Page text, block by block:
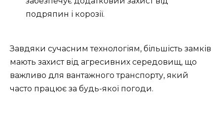
подряпин і корозії.
Завдяки сучасним технологіям, більшість замків
мають захист від агресивних середовищ, що
важливо для вантажного транспорту, який
часто працює за будь-якої погоди.